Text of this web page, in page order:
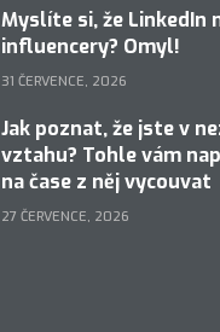
Myslíte si, že LinkedIn
influencery? Omyl!
31 ČERVENCE, 2026
Jak poznat, že jste v
vztahu? Tohle vám
na čase z něj vycouvat
27 ČERVENCE, 2026